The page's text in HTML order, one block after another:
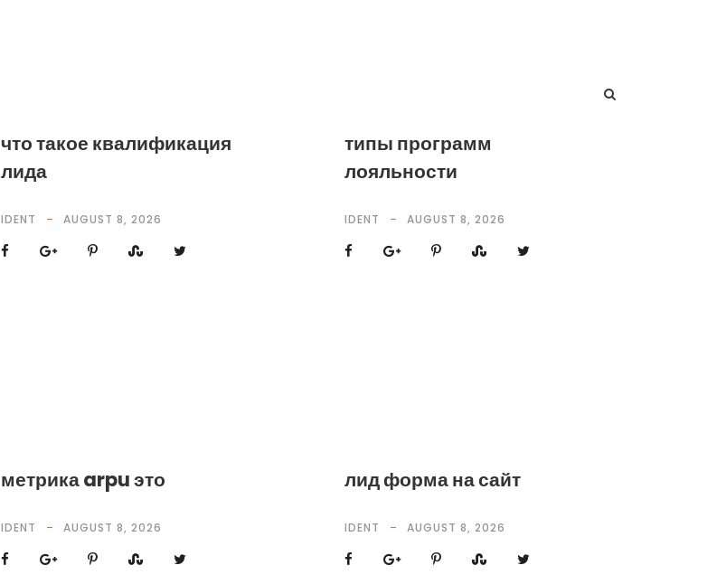
что такое квалификация
лида
IDENT AUGUST 8, 2026
типы программ
лояльности
IDENT AUGUST 8, 2026
метрика arpu это
IDENT AUGUST 8, 2026
лид форма на сайт
IDENT AUGUST 8, 2026